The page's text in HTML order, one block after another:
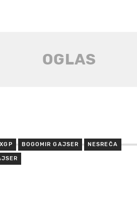
BOGOMIR GAJSER NESREČA